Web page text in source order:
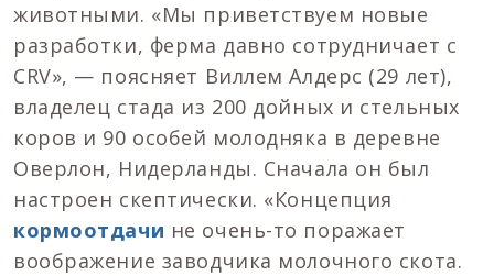
животными. «Мы приветствуем новые
разработки, ферма давно сотрудничает с
CRV», — поясняет Виллем Алдерс (29 лет),
владелец стада из 200 дойных и стельных
коров и 90 особей молодняка в деревне
Оверлон, Нидерланды. Сначала он был
настроен скептически. «Концепция
кормоотдачи не очень-то поражает
воображение заводчика молочного скота.